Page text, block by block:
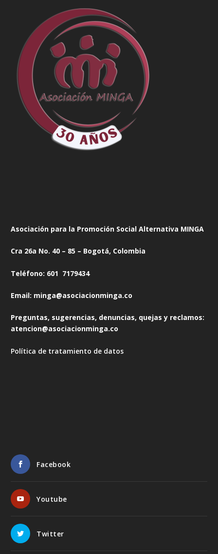
Asociación para la Promoción Social Alternativa MINGA
Cra 26a No. 40 – 85 – Bogotá, Colombia
Teléfono: 601 7179434
Email: minga@asociacionminga.co
Preguntas, sugerencias, denuncias, quejas y reclamos:
atencion@asociacionminga.co
Política de tratamiento de datos
Facebook
Youtube
Twitter